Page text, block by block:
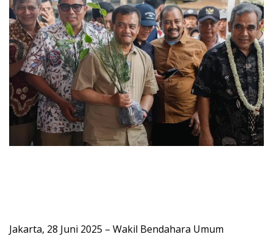
Jakarta, 28 Juni 2025 – Wakil Bendahara Umum